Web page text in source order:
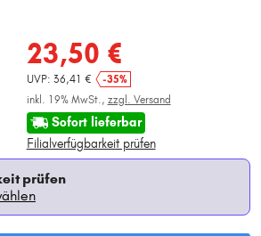
23,50 €
UVP: 36,41 €
-35%
inkl. 19% MwSt., zzgl. Versand
Sofort lieferbar
Filialverfügbarkeit prüfen
prüfen